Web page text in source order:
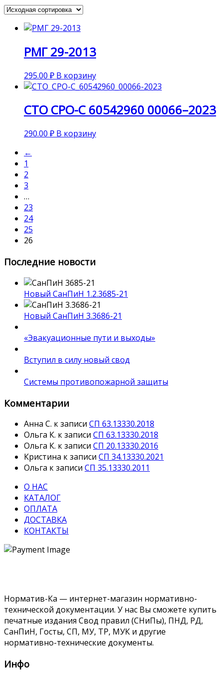
РМГ 29-2013
295.00 ₽ В корзину
СТО СРО-С 60542960 00066–2023
290.00 ₽ В корзину
←
1
2
3
…
23
24
25
26
Последние новости
Новый СанПиН 1.2.3685-21
Новый СанПиН 3.3686-21
«Эвакуационные пути и выходы»
Вступил в силу новый свод
Системы противопожарной защиты
Комментарии
Анна С. к записи СП 63.13330.2018
Ольга К. к записи СП 63.13330.2018
Ольга К. к записи СП 20.13330.2016
Кристина к записи СП 34.13330.2021
Ольга к записи СП 35.13330.2011
О НАС
КАТАЛОГ
ОПЛАТА
ДОСТАВКА
КОНТАКТЫ
Норматив-Ка — интернет-магазин нормативно-
технической документации. У нас Вы сможете купить
печатные издания Свод правил (СНиПы), ПНД, РД,
СанПиН, Госты, СП, МУ, ТР, МУК и другие
нормативно-технические документы.
Инфо